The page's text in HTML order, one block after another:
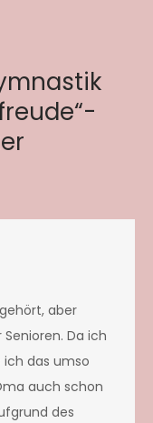
aber
Da ich
ich das umso
auch schon
des